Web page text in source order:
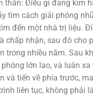
thân: Điều gì đang kìm
tìm cách giải phóng
đến một nhà trị liệu.
nhận, sau đó cho
trong nhiều năm. Sau
lớn lao, và luân
và tiến về phía trước,
liên tục, không phải